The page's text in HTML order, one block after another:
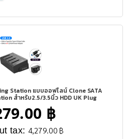
Station แบบออฟไลน์ Clone SATA
สำหรับ2.5/3.5นิ้ว HDD UK Plug
฿
tax: 4,279.00 ฿